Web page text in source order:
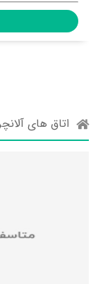
اتاق های